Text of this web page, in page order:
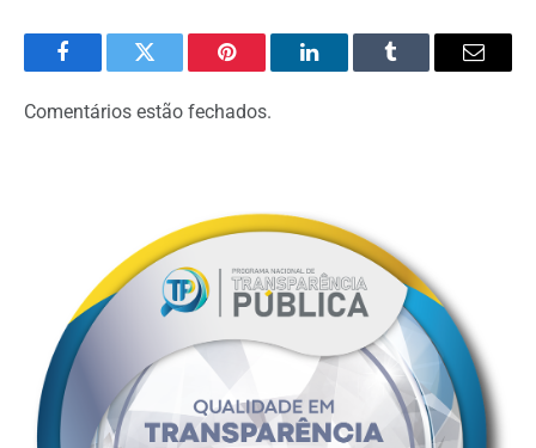
FacebookTwitter Pinterest LinkedInTumblr Email
Comentários estão fechados.